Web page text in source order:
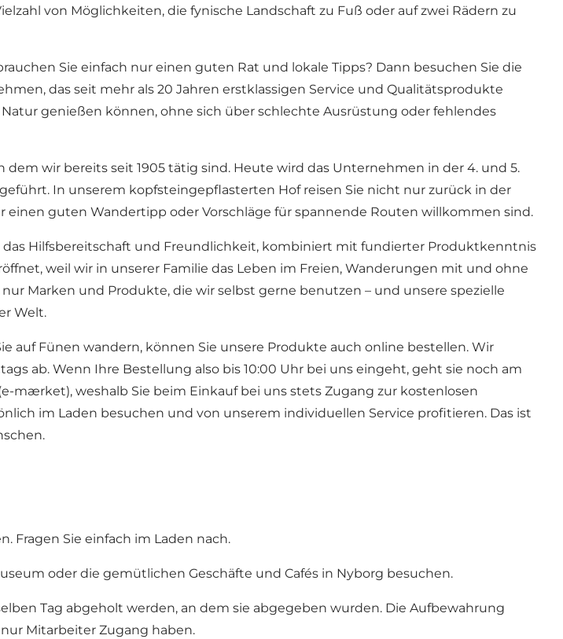
von Möglichkeiten, die fynische Landschaft zu Fuß oder auf zwei Rädern zu
Sie einfach nur einen guten Rat und lokale Tipps? Dann besuchen Sie die
das seit mehr als 20 Jahren erstklassigen Service und Qualitätsprodukte
genießen können, ohne sich über schlechte Ausrüstung oder fehlendes
wir bereits seit 1905 tätig sind. Heute wird das Unternehmen in der 4. und 5.
In unserem kopfsteingepflasterten Hof reisen Sie nicht nur zurück in der
einen guten Wandertipp oder Vorschläge für spannende Routen willkommen sind.
Hilfsbereitschaft und Freundlichkeit, kombiniert mit fundierter Produktkenntnis
weil wir in unserer Familie das Leben im Freien, Wanderungen mit und ohne
Marken und Produkte, die wir selbst gerne benutzen – und unsere spezielle
Welt.
auf Fünen wandern, können Sie unsere Produkte auch online bestellen. Wir
ab. Wenn Ihre Bestellung also bis 10:00 Uhr bei uns eingeht, geht sie noch am
mærket), weshalb Sie beim Einkauf bei uns stets Zugang zur kostenlosen
im Laden besuchen und von unserem individuellen Service profitieren. Das ist
Fragen Sie einfach im Laden nach.
oder die gemütlichen Geschäfte und Cafés in Nyborg besuchen.
Tag abgeholt werden, an dem sie abgegeben wurden. Die Aufbewahrung
Mitarbeiter Zugang haben.